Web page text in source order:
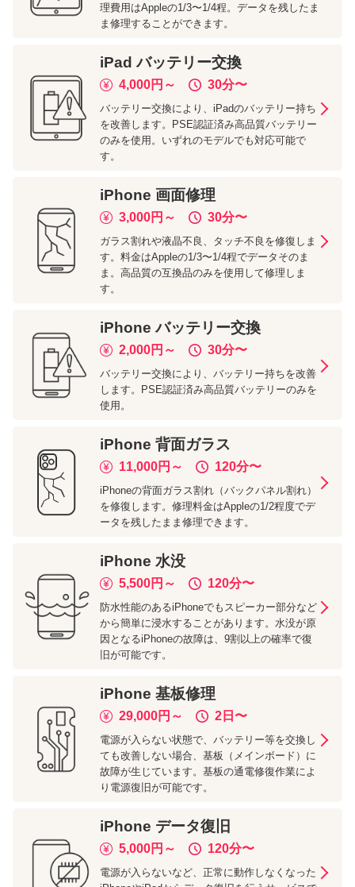
理費用はAppleの1/3〜1/4程。データを残したま
ま修理することができます。
iPad バッテリー交換
4,000円～ 30分〜
バッテリー交換により、iPadのバッテリー持ち
を改善します。PSE認証済み高品質バッテリー
のみを使用。いずれのモデルでも対応可能で
す。
iPhone 画面修理
3,000円～ 30分〜
ガラス割れや液晶不良、タッチ不良を修復しま
す。料金はAppleの1/3〜1/4程でデータそのま
ま。高品質の互換品のみを使用して修理しま
す。
iPhone バッテリー交換
2,000円～ 30分〜
バッテリー交換により、バッテリー持ちを改善
します。PSE認証済み高品質バッテリーのみを
使用。
iPhone 背面ガラス
11,000円～ 120分〜
iPhoneの背面ガラス割れ（バックパネル割れ）
を修復します。修理料金はAppleの1/2程度でデ
ータを残したまま修理できます。
iPhone 水没
5,500円～ 120分〜
防水性能のあるiPhoneでもスピーカー部分など
から簡単に浸水することがあります。水没が原
因となるiPhoneの故障は、9割以上の確率で復
旧が可能です。
iPhone 基板修理
29,000円～ 2日 〜
電源が入らない状態で、バッテリー等を交換し
ても改善しない場合、基板（メインボード）に
故障が生じています。基板の通電修復作業によ
り電源復旧が可能です。
iPhone データ復旧
5,000円～ 120分〜
電源が入らないなど、正常に動作しなくなった